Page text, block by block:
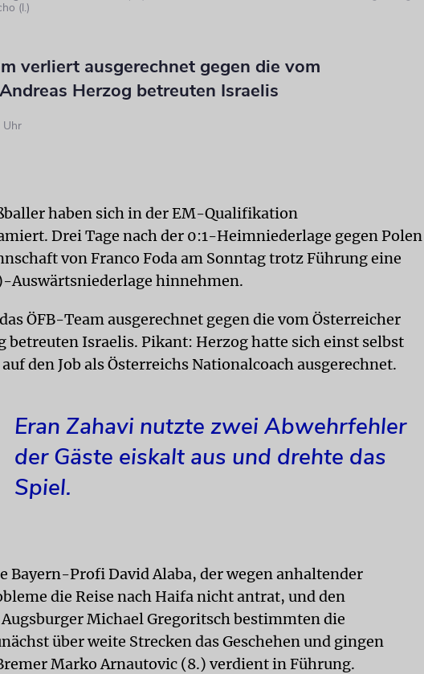
(l.)
verliert ausgerechnet gegen die vom
Herzog betreuten Israelis
Uhr
haben sich in der EM-Qualifikation
Drei Tage nach der 0:1-Heimniederlage gegen Polen
von Franco Foda am Sonntag trotz Führung eine
Auswärtsniederlage hinnehmen.
ÖFB-Team ausgerechnet gegen die vom Österreicher
betreuten Israelis. Pikant: Herzog hatte sich einst selbst
den Job als Österreichs Nationalcoach ausgerechnet.
Eran Zahavi nutzte zwei Abwehrfehler
der Gäste eiskalt aus und drehte das
Spiel.
Bayern-Profi David Alaba, der wegen anhaltender
die Reise nach Haifa nicht antrat, und den
Michael Gregoritsch bestimmten die
über weite Strecken das Geschehen und gingen
Marko Arnautovic (8.) verdient in Führung.